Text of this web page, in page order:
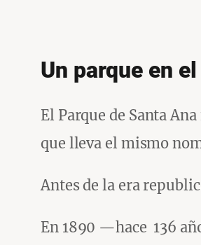
Un parque en el
El Parque de Santa
que lleva el mismo
Antes de la era
En 1890 —hace 136